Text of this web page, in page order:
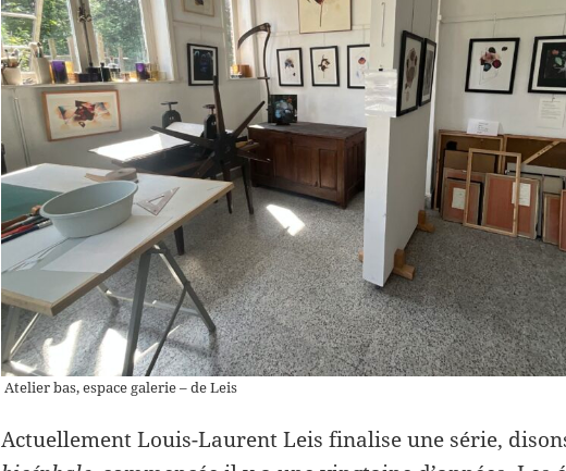
Atelier bas, espace galerie – de Leis
Actuellement Louis-Laurent Leis finalise une série,